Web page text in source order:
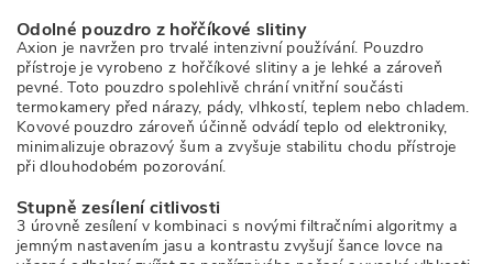
Odolné pouzdro z hořčíkové slitiny
Axion je navržen pro trvalé intenzivní používání. Pouzdro
přístroje je vyrobeno z hořčíkové slitiny a je lehké a zároveň
pevné. Toto pouzdro spolehlivě chrání vnitřní součásti
termokamery před nárazy, pády, vlhkostí, teplem nebo chladem.
Kovové pouzdro zároveň účinně odvádí teplo od elektroniky,
minimalizuje obrazový šum a zvyšuje stabilitu chodu přístroje
při dlouhodobém pozorování.
Stupně zesílení citlivosti
3 úrovně zesílení v kombinaci s novými filtračními algoritmy a
jemným nastavením jasu a kontrastu zvyšují šance lovce na